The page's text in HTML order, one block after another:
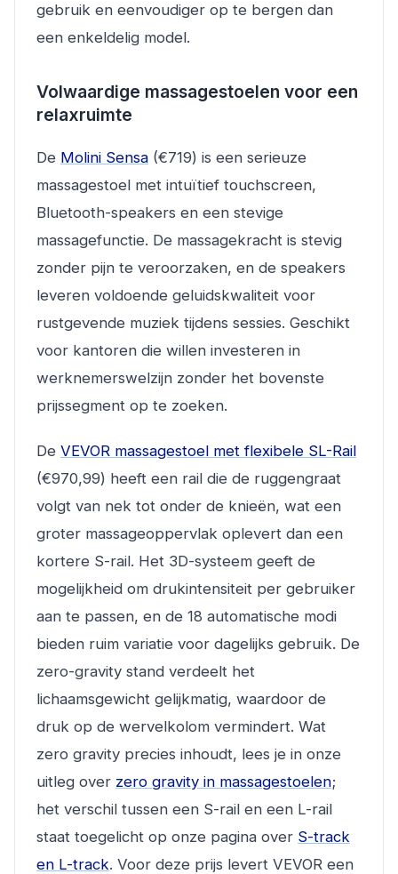
gebruik en eenvoudiger op te bergen dan
een enkeldelig model.
Volwaardige massagestoelen voor een
relaxruimte
De Molini Sensa (€719) is een serieuze
massagestoel met intuïtief touchscreen,
Bluetooth-speakers en een stevige
massagefunctie. De massagekracht is stevig
zonder pijn te veroorzaken, en de speakers
leveren voldoende geluidskwaliteit voor
rustgevende muziek tijdens sessies. Geschikt
voor kantoren die willen investeren in
werknemerswelzijn zonder het bovenste
prijssegment op te zoeken.
De VEVOR massagestoel met flexibele SL-Rail
(€970,99) heeft een rail die de ruggengraat
volgt van nek tot onder de knieën, wat een
groter massageoppervlak oplevert dan een
kortere S-rail. Het 3D-systeem geeft de
mogelijkheid om drukintensiteit per gebruiker
aan te passen, en de 18 automatische modi
bieden ruim variatie voor dagelijks gebruik. De
zero-gravity stand verdeelt het
lichaamsgewicht gelijkmatig, waardoor de
druk op de wervelkolom vermindert. Wat
zero gravity precies inhoudt, lees je in onze
uitleg over zero gravity in massagestoelen;
het verschil tussen een S-rail en een L-rail
staat toegelicht op onze pagina over S-track
en L-track. Voor deze prijs levert VEVOR een